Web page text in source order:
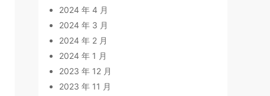
2024 年 4 月
2024 年 3 月
2024 年 2 月
2024 年 1 月
2023 年 12 月
2023 年 11 月